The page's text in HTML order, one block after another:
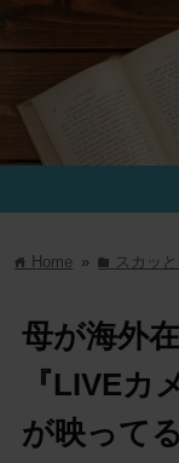
home Home » folder スカッ
母が海外
『LIVEカ
が映って